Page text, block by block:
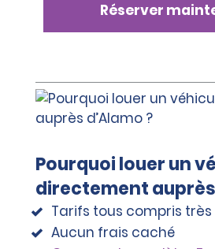
Réserver
Pourquoi louer un
directement auprès
Tarifs tous compris
Aucun frais caché